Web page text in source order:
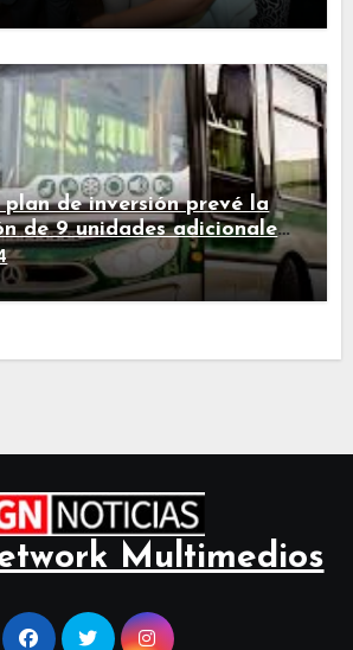
plan de inversión prevé la
de 9 unidades adicionales
Multimedios